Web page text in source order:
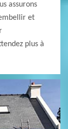
assurons
et
plus à